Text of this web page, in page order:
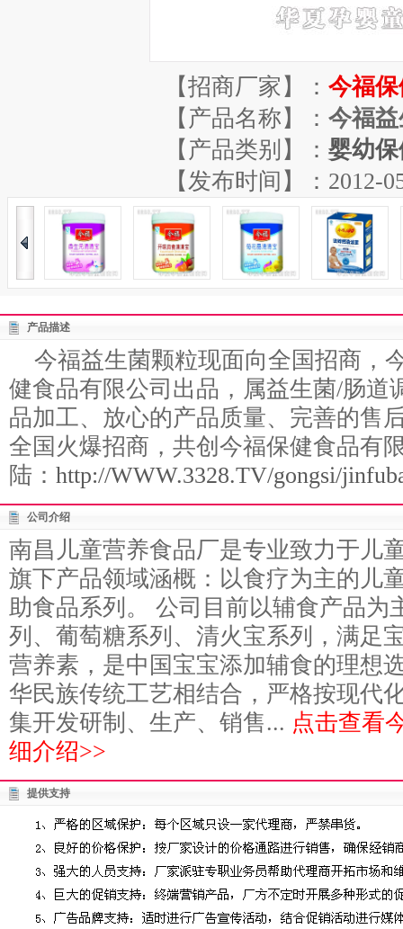
【招商厂家】： 今福
【产品名称】： 今福
【产品类别】： 婴幼
【发布时间】：2012-
产品描述
今福益生菌颗粒现面向全国招商，
健食品有限公司出品，属益生菌/肠道
品加工、放心的产品质量、完善的售
全国火爆招商，共创今福保健食品有
陆： http://WWW.3328.TV/gongsi/
公司介绍
南昌儿童营养食品厂是专业致力于儿
旗下产品领域涵概：以食疗为主的儿
助食品系列。 公司目前以辅食产品为
列、葡萄糖系列、清火宝系列，满足
营养素，是中国宝宝添加辅食的理想
华民族传统工艺相结合，严格按现代
集开发研制、生产、销售... 点击查看
细介绍>>
提供支持